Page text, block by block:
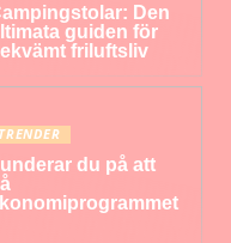
Den
guiden för
friluftsliv
TRENDER
du på att